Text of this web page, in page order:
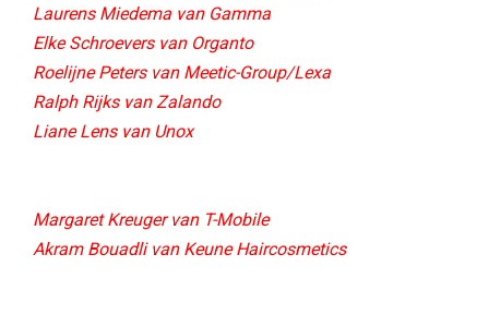
Laurens Miedema van Gamma
Elke Schroevers van Organto
Roelijne Peters van Meetic-Group/Lexa
Ralph Rijks van Zalando
Liane Lens van Unox
Margaret Kreuger van T-Mobile
Akram Bouadli van Keune Haircosmetics